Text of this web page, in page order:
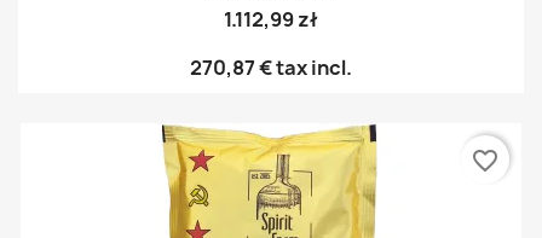
1.112,99 zł
270,87 €tax incl.
favorite_border